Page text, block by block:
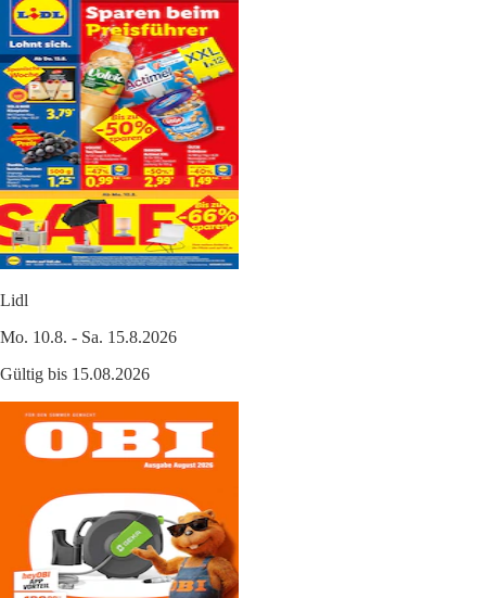
Lidl
Mo. 10.8. - Sa. 15.8.2026
Gültig bis 15.08.2026